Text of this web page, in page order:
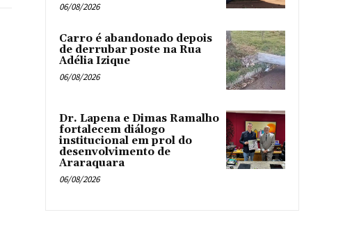
06/08/2026
Carro é abandonado depois
de derrubar poste na Rua
Adélia Izique
06/08/2026
Dr. Lapena e Dimas Ramalho
fortalecem diálogo
institucional em prol do
desenvolvimento de
Araraquara
06/08/2026